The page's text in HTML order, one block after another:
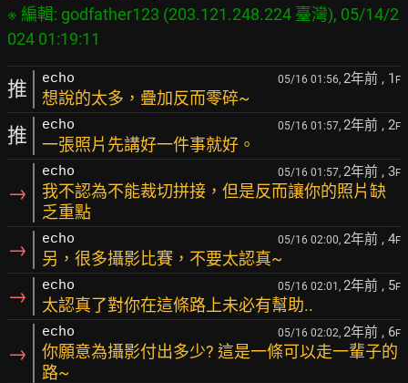
※ 編輯: godfather123 (203.121.248.224 臺灣), 05/14/2
推 echo 05/16 01:56, 2年前 , 1 F
想說的太多，疊加反而零碎~
推 echo 05/16 01:57, 2年前 , 2F
一張照片先講好一件事就好。
→
echo 05/16 01:57, 2年前 , 3F
我不認為不能裁切拼接，但是反而讓你的照片缺
乏重點
→ echo 05/16 02:00, 2年前 , 4F
另，很多攝影比賽，不要太認真~
→ echo 05/16 02:01, 2年前 , 5F
太認真了對你在這條路上未必有幫助..
→
echo 05/16 02:02, 2年前 , 6F
你願意為攝影付出多少? 這是一條可以走一輩子的
路~